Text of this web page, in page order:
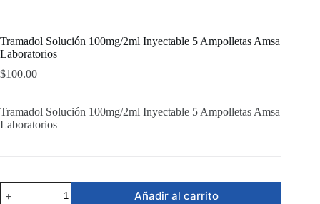
Tramadol Solución 100mg/2ml Inyectable 5 Ampolletas Amsa
Laboratorios
$100.00
Tramadol Solución 100mg/2ml Inyectable 5 Ampolletas Amsa
Laboratorios
Tramadol
Solución
Añadir al carrito